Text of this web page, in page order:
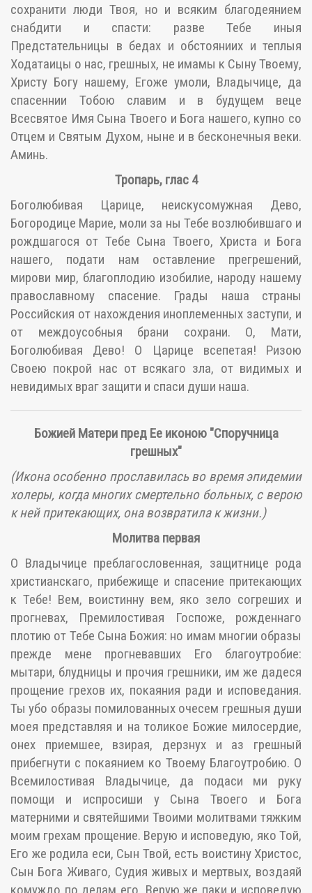
сохранити люди Твоя, но и всяким благодеянием
снабдити и спасти: разве Тебе иныя
Предстательницы в бедах и обстояниих и теплыя
Ходатаицы о нас, грешных, не имамы к Сыну Твоему,
Христу Богу нашему, Егоже умоли, Владычице, да
спасеннии Тобою славим и в будущем веце
Всесвятое Имя Сына Твоего и Бога нашего, купно со
Отцем и Святым Духом, ныне и в бесконечныя веки.
Аминь.
Тропарь, глас 4
Боголюбивая Царице, неискусомужная Дево,
Богородице Марие, моли за ны Тебе возлюбившаго и
рождшагося от Тебе Сына Твоего, Христа и Бога
нашего, подати нам оставление прегрешений,
мирови мир, благоплодию изобилие, народу нашему
православному спасение. Грады наша страны
Российския от нахождения иноплеменных заступи, и
от междоусобныя брани сохрани. О, Мати,
Боголюбивая Дево! О Царице всепетая! Ризою
Своею покрой нас от всякаго зла, от видимых и
невидимых враг защити и спаси души наша.
Божией Матери пред Ее иконою "Споручница
грешных"
(Икона особенно прославилась во время эпидемии
холеры, когда многих смертельно больных, с верою
к ней притекающих, она возвратила к жизни.)
Молитва первая
О Владычице преблагословенная, защитнице рода
христианскаго, прибежище и спасение притекающих
к Тебе! Вем, воистинну вем, яко зело согреших и
прогневах, Премилостивая Госпоже, рожденнаго
плотию от Тебе Сына Божия: но имам многии образы
прежде мене прогневавших Его благоутробие:
мытари, блудницы и прочия грешники, им же дадеся
прощение грехов их, покаяния ради и исповедания.
Ты убо образы помилованных очесем грешныя души
моея представляя и на толикое Божие милосердие,
онех приемшее, взирая, дерзнух и аз грешный
прибегнути с покаянием ко Твоему Благоутробию. О
Всемилостивая Владычице, да подаси ми руку
помощи и испросиши у Сына Твоего и Бога
матерними и святейшими Твоими молитвами тяжким
моим грехам прощение. Верую и исповедую, яко Той,
Его же родила еси, Сын Твой, есть воистину Христос,
Сын Бога Живаго, Судия живых и мертвых, воздаяй